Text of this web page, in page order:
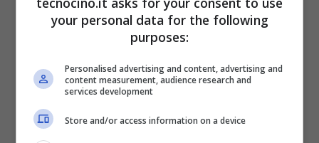
di dare la caccia agli Assassini.
your personal data for the following
purposes:
Personalised advertising and content, advertising and
content measurement, audience research and
services development
Store and/or access information on a device